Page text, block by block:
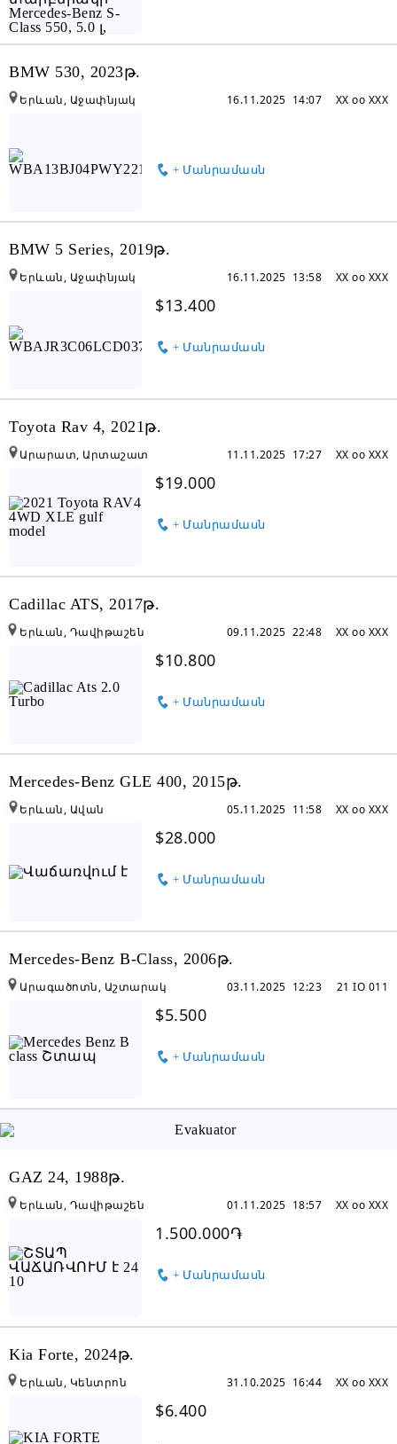
BMW 530, 2023թ.
+ Մանրամասն
XX oo XXX
16.11.2025 14:07
Երևան, Աջափնյակ
BMW 5 Series, 2019թ.
$13.400
+ Մանրամասն
XX oo XXX
16.11.2025 13:58
Երևան, Աջափնյակ
Toyota Rav 4, 2021թ.
$19.000
+ Մանրամասն
XX oo XXX
11.11.2025 17:27
Արարատ, Արտաշատ
Cadillac ATS, 2017թ.
$10.800
+ Մանրամասն
XX oo XXX
09.11.2025 22:48
Երևան, Դավիթաշեն
Mercedes-Benz GLE 400, 2015թ.
$28.000
+ Մանրամասն
XX oo XXX
05.11.2025 11:58
Երևան, Ավան
Mercedes-Benz B-Class, 2006թ.
$5.500
+ Մանրամասն
21 IO 011
03.11.2025 12:23
Արագածոտն, Աշտարակ
GAZ 24, 1988թ.
1.500.000֏
+ Մանրամասն
XX oo XXX
01.11.2025 18:57
Երևան, Դավիթաշեն
Kia Forte, 2024թ.
$6.400
XX oo XXX
31.10.2025 16:44
Երևան, Կենտրոն